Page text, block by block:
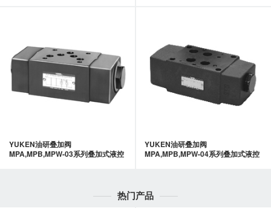
YUKEN油研叠加阀
MPA,MPB,MPW-03系列叠加式液控
YUKEN油研叠加阀
MPA,MPB,MPW-04系列叠加式液控
热门产品